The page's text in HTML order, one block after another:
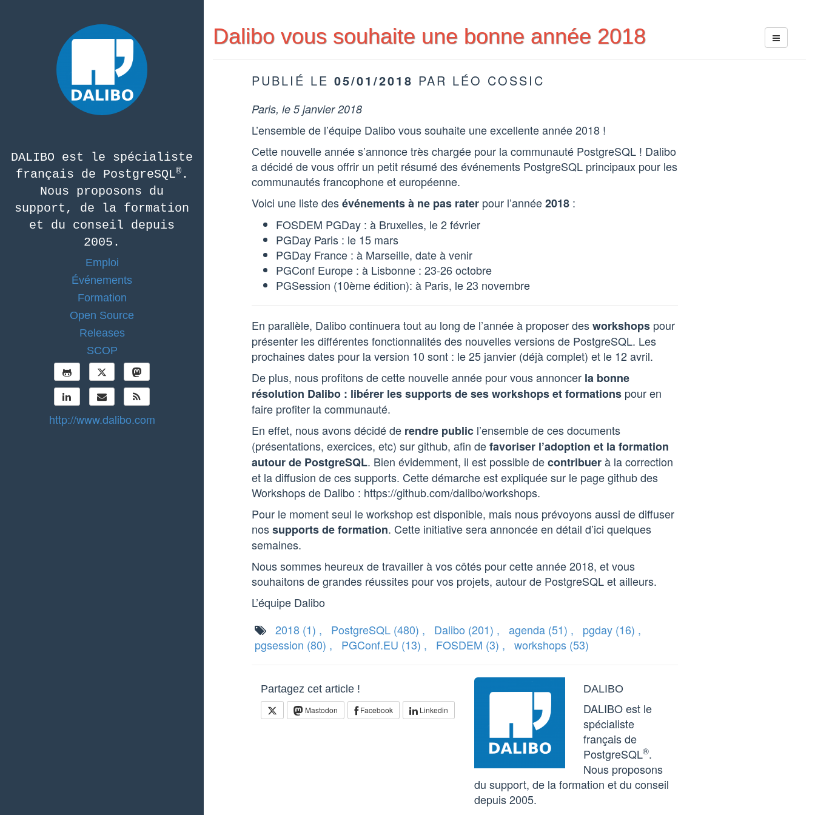
DALIBO est le spécialiste
français de PostgreSQL®.
Nous proposons du
support, de la formation
et du conseil depuis
2005.
Emploi
Événements
Formation
Open Source
Releases
SCOP
http://www.dalibo.com
Dalibo vous souhaite une bonne année 2018
PUBLIÉ LE 05/01/2018 PAR LÉO COSSIC
Paris, le 5 janvier 2018
L’ensemble de l’équipe Dalibo vous souhaite une excellente année 2018 !
Cette nouvelle année s’annonce très chargée pour la communauté PostgreSQL ! Dalibo
a décidé de vous offrir un petit résumé des événements PostgreSQL principaux pour les
communautés francophone et européenne.
Voici une liste desévénements à ne pas raterpour l’année2018:
FOSDEM PGDay : à Bruxelles, le 2 février
PGDay Paris : le 15 mars
PGDay France : à Marseille, date à venir
PGConf Europe : à Lisbonne : 23-26 octobre
PGSession (10ème édition): à Paris, le 23 novembre
En parallèle, Dalibo continuera tout au long de l’année à proposer desworkshopspour
présenter les différentes fonctionnalités des nouvelles versions de PostgreSQL. Les
prochaines dates pour la version 10 sont : le 25 janvier (déjà complet) et le 12 avril.
De plus, nous profitons de cette nouvelle année pour vous annoncer la bonne
résolution Dalibo : libérer les supports de ses workshops et formationspour en
faire profiter la communauté.
En effet, nous avons décidé de rendre publicl’ensemble de ces documents
(présentations, exercices, etc) sur github, afin defavoriser l’adoption et la formation
autour de PostgreSQL. Bien évidemment, il est possible decontribuerà la correction
et la diffusion de ces supports. Cette démarche est expliquée sur le page github des
Workshops de Dalibo : https://github.com/dalibo/workshops.
Pour le moment seul le workshop est disponible, mais nous prévoyons aussi de diffuser
nossupports de formation. Cette initiative sera annoncée en détail d’ici quelques
semaines.
Nous sommes heureux de travailler à vos côtés pour cette année 2018, et vous
souhaitons de grandes réussites pour vos projets, autour de PostgreSQL et ailleurs.
L’équipe Dalibo
2018 (1) , PostgreSQL (480) , Dalibo (201) , agenda (51) , pgday (16) ,
pgsession (80) , PGConf.EU (13) , FOSDEM (3) , workshops (53)
Partagez cet article !
Mastodon Facebook Linkedin
DALIBO
DALIBO est le
spécialiste
français de
PostgreSQL®.
Nous proposons
du support, de la formation et du conseil
depuis 2005.